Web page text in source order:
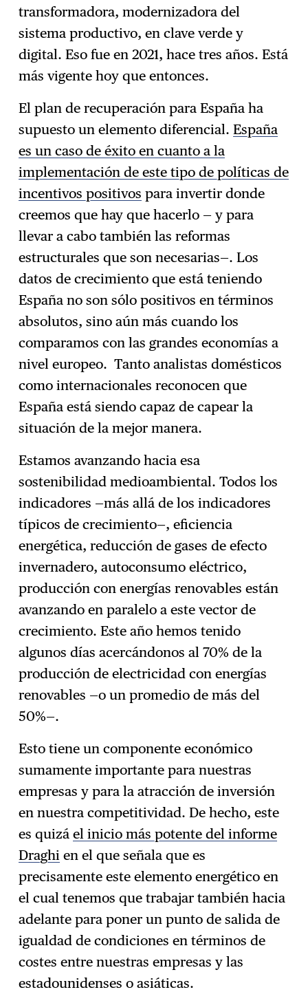
transformadora, modernizadora del
sistema productivo, en clave verde y
digital. Eso fue en 2021, hace tres años. Está
más vigente hoy que entonces.
El plan de recuperación para España ha
supuesto un elemento diferencial.España
es un caso de éxito en cuanto a la
implementación de este tipo de políticas de
incentivos positivos para invertir donde
creemos que hay que hacerlo — y para
llevar a cabo también las reformas
estructurales que son necesarias—. Los
datos de crecimiento que está teniendo
España no son sólo positivos en términos
absolutos, sino aún más cuando los
comparamos con las grandes economías a
nivel europeo. Tanto analistas domésticos
como internacionales reconocen que
España está siendo capaz de capear la
situación de la mejor manera.
Estamos avanzando hacia esa
sostenibilidad medioambiental. Todos los
indicadores —más allá de los indicadores
típicos de crecimiento—, eficiencia
energética, reducción de gases de efecto
invernadero, autoconsumo eléctrico,
producción con energías renovables están
avanzando en paralelo a este vector de
crecimiento. Este año hemos tenido
algunos días acercándonos al 70% de la
producción de electricidad con energías
renovables —o un promedio de más del
50%—.
Esto tiene un componente económico
sumamente importante para nuestras
empresas y para la atracción de inversión
en nuestra competitividad. De hecho, este
es quizáel inicio más potente del informe
Draghi en el que señala que es
precisamente este elemento energético en
el cual tenemos que trabajar también hacia
adelante para poner un punto de salida de
igualdad de condiciones en términos de
costes entre nuestras empresas y las
estadounidenses o asiáticas.